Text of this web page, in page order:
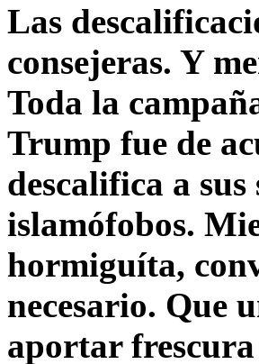
Las
consejeras. Y
Toda la
Trump fue de
descalifica a
islamófobos.
hormiguíta,
necesario. Que
aportar